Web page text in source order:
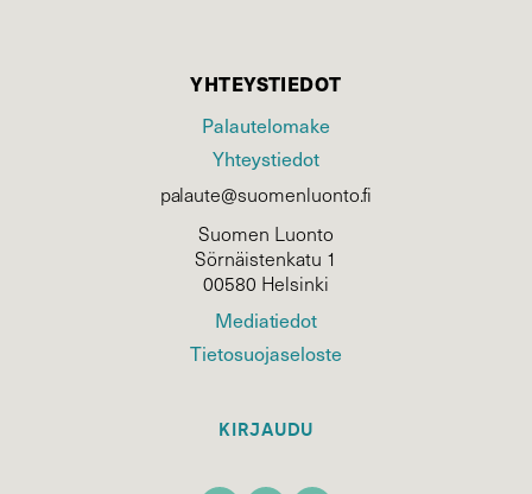
YHTEYSTIEDOT
Palautelomake
Yhteystiedot
palaute@suomenluonto.fi
Suomen Luonto
Sörnäistenkatu 1
00580 Helsinki
Mediatiedot
Tietosuojaseloste
KIRJAUDU